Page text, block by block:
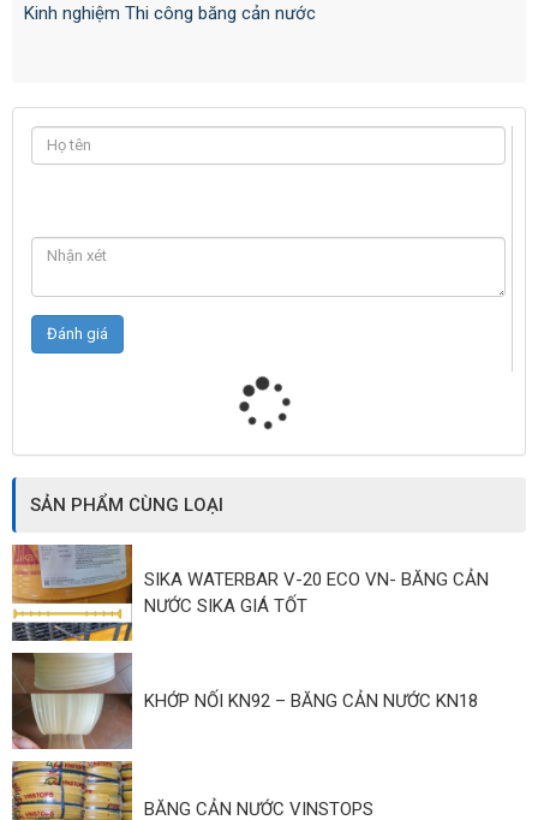
Kinh nghiệm Thi công băng cản nước
SẢN PHẨM CÙNG LOẠI
SIKA WATERBAR V-20 ECO VN- BĂNG CẢN
NƯỚC SIKA GIÁ TỐT
KHỚP NỐI KN92 – BĂNG CẢN NƯỚC KN18
BĂNG CẢN NƯỚC VINSTOPS